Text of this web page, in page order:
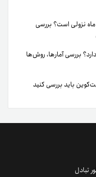
ماه نزولی است؟ بررسی
بررسی آمارها، روش‌ها
تبادل